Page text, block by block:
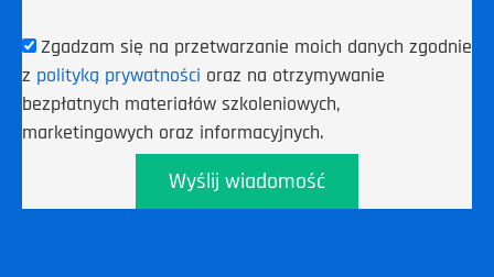
Zgadzam się na przetwarzanie moich danych zgodnie
z polityką prywatności oraz na otrzymywanie
bezpłatnych materiałów szkoleniowych,
marketingowych oraz informacyjnych.
Wyślij wiadomość